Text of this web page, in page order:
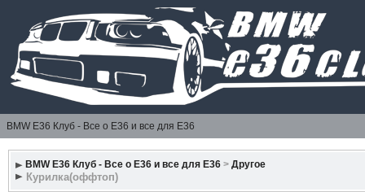
BMW E36 Клуб - Все о Е36 и все для Е36
BMW E36 Клуб - Все о Е36 и все для Е36 > Другое
Курилка(оффтоп)